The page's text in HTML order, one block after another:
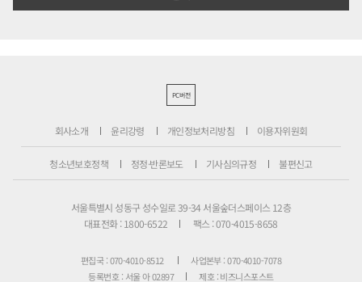
PC버전
회사소개 윤리강령 개인정보처리방침 이용자위원회
청소년보호정책 정정·반론보도 기사심의규정 불편신고
서울특별시 성동구 성수일로 39-34 서울숲더스페이스 12층
대표전화 : 1800-6522
팩스 : 070-4015-8658
편집국 : 070-4010-8512
사업본부 : 070-4010-7078
등록번호 : 서울 아 02897
제호 : 비즈니스포스트